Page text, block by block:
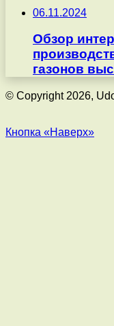
06.11.2024
Обзор
газонов
© Copyright 2026,
Кнопка «Наверх»